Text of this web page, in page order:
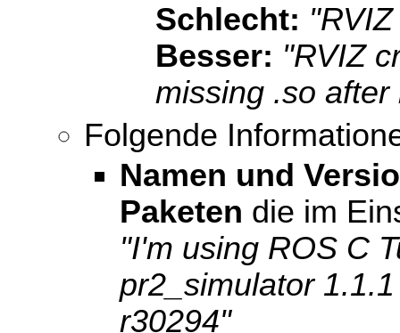
Schlecht:
Besser: "RVIZ
missing .so
Folgende
Namen und
Paketen die im
"I'm using ROS C
pr2_simulator
r30294"